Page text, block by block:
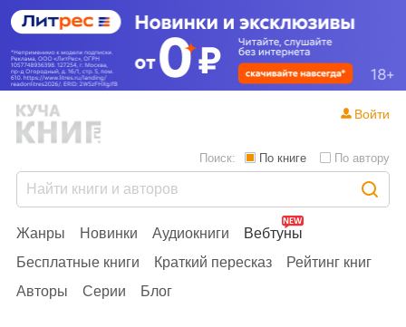
Жанры Новинки Аудиокниги
Вебтуны
Бесплатные книги
Краткий пересказ
Рейтинг книг
Авторы
Серии Блог
Поиск: По книге По автору
Войти